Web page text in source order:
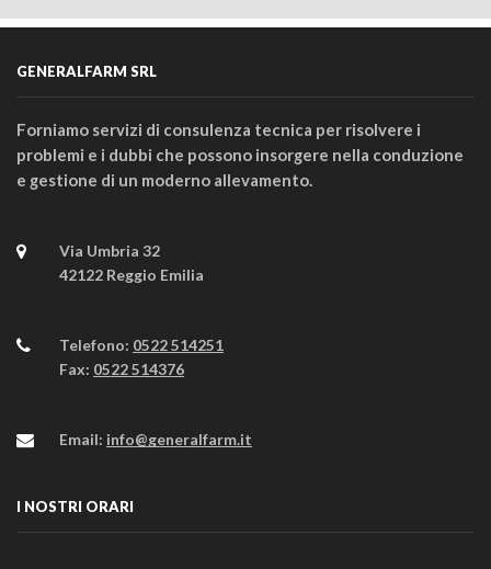
GENERALFARM SRL
Forniamo servizi di consulenza tecnica per risolvere i
problemi e i dubbi che possono insorgere nella conduzione
e gestione di un moderno allevamento.
Via Umbria 32
42122 Reggio Emilia
Telefono: 0522 514251
Fax: 0522 514376
Email: info@generalfarm.it
I NOSTRI ORARI